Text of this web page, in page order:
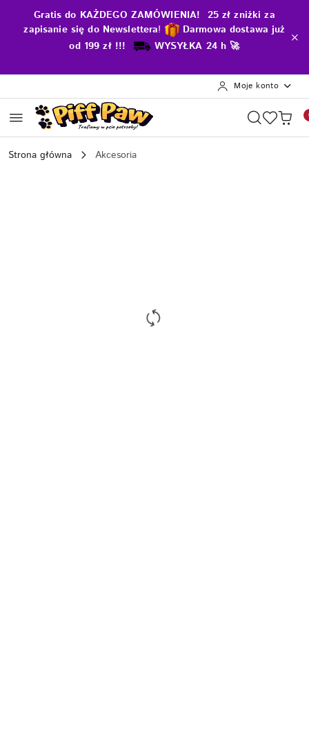
Przejdź do treści głównej
Przejdź do wyszukiwarki
Przejdź do moje konto
Przejdź do menu głównego
Przejdź do opisu produktu
Przejdź do stopki
Gratis do KAŻDEGO ZAMÓWIENIA! 25 zł zniżki za
zapisanie się do Newslettera! Darmowa dostawa już
od 199 zł !!!
WYSYŁKA 24 h 🚀
Moje konto
Strona główna Akcesoria